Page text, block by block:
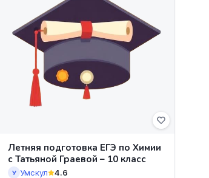
Летняя подготовка ЕГЭ по Химии
с Татьяной Граевой – 10 класс
У Умскул
4.6